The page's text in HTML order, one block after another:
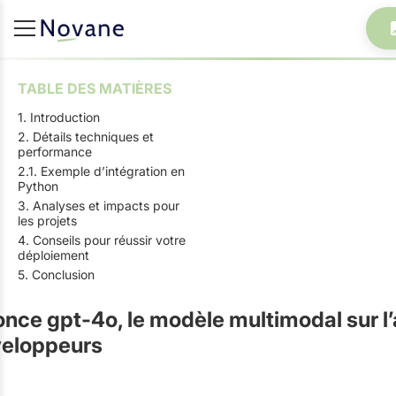
TABLE DES MATIÈRES
1. Introduction
2. Détails techniques et
performance
2.1. Exemple d’intégration en
Python
3. Analyses et impacts pour
les projets
4. Conseils pour réussir votre
déploiement
5. Conclusion
gpt-4o, le modèle multimodal sur